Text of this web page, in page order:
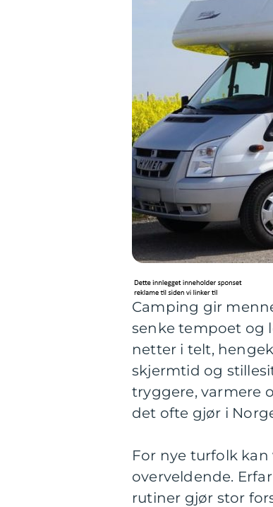
Camping gir
senke tempoet og
netter i telt,
skjermtid og
tryggere, varmere
det ofte gjør i
For nye turfolk
overveldende.
rutiner gjør stor